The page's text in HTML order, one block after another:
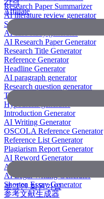
Research Paper Summarizer
AI literature review generator
Scientific Paper Summarizer
AI case study generator
AI Research Paper Generator
Research Title Generator
Reference Generator
Headline Generator
AI paragraph generator
Research question generator
Thesis paragraph generator
Hypothesis generator
Introduction Generator
AI Writing Generator
OSCOLA Reference Generator
Reference List Generator
Plagiarism Report Generator
AI Reword Generator
AI Bullet Point Generator
AI Legal Writing Generator
Shorten Essay Generator
参考文献生成器
Affiliate
로그인회원가입